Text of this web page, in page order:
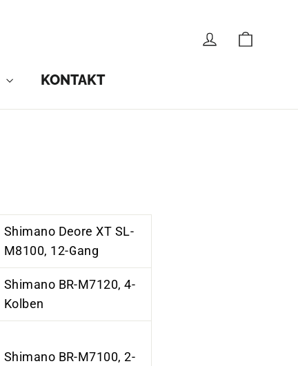
LOG IN
KONTAKT
Shimano Deore XT SL-
M8100, 12-Gang
Shimano BR-M7120, 4-
Kolben
Shimano BR-M7100, 2-